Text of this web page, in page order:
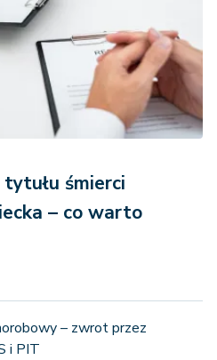
śmierci
– co warto
– zwrot przez
i PIT